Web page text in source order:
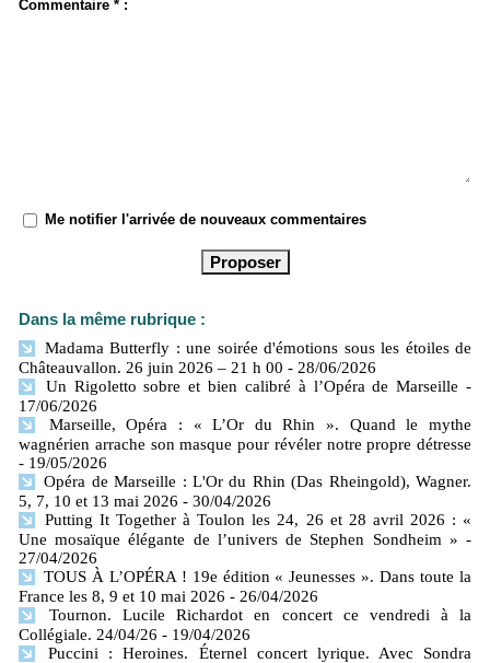
Commentaire * :
Me notifier l'arrivée de nouveaux commentaires
Dans la même rubrique :
Madama Butterfly : une soirée d'émotions sous les étoiles de
Châteauvallon. 26 juin 2026 – 21 h 00 - 28/06/2026
Un Rigoletto sobre et bien calibré à l’Opéra de Marseille -
17/06/2026
Marseille, Opéra : « L’Or du Rhin ». Quand le mythe
wagnérien arrache son masque pour révéler notre propre détresse
- 19/05/2026
Opéra de Marseille : L'Or du Rhin (Das Rheingold), Wagner.
5, 7, 10 et 13 mai 2026 - 30/04/2026
Putting It Together à Toulon les 24, 26 et 28 avril 2026 : «
Une mosaïque élégante de l’univers de Stephen Sondheim » -
27/04/2026
TOUS À L’OPÉRA ! 19e édition « Jeunesses ». Dans toute la
France les 8, 9 et 10 mai 2026 - 26/04/2026
Tournon. Lucile Richardot en concert ce vendredi à la
Collégiale. 24/04/26 - 19/04/2026
Puccini : Heroines. Éternel concert lyrique. Avec Sondra